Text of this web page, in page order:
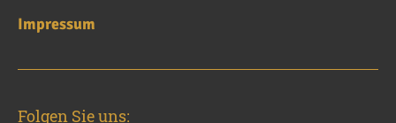
Impressum
Folgen Sie uns: